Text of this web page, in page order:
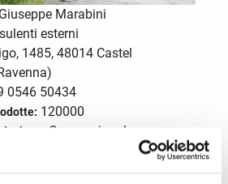
Giuseppe Marabini
esterni
1485, 48014 Castel
0546 50434
120000
Convenzionale